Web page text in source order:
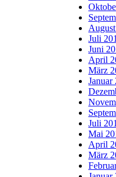
Juli
Juni
April
März
Januar
Juli
Mai
April
März